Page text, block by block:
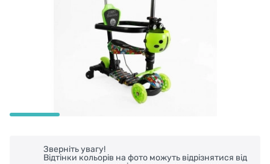
Зверніть увагу!
Відтінки кольорів на фото можуть відрізнятися від